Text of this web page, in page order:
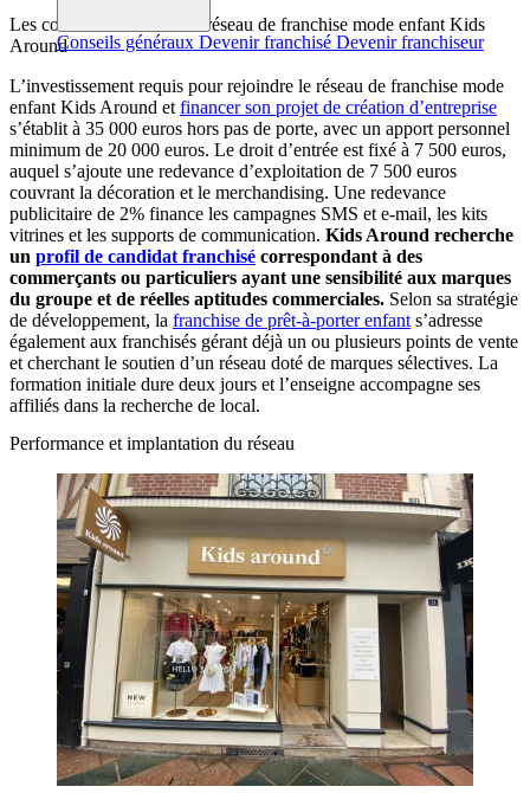
Conseils généraux Devenir franchisé Devenir franchiseur
Les conditions d’accès au réseau de franchise mode enfant Kids
Around
L’investissement requis pour rejoindre le réseau de franchise mode
enfant Kids Around etfinancer son projet de création d’entreprise
s’établit à 35 000 euros hors pas de porte, avec un apport personnel
minimum de 20 000 euros. Le droit d’entrée est fixé à 7 500 euros,
auquel s’ajoute une redevance d’exploitation de 7 500 euros
couvrant la décoration et le merchandising. Une redevance
publicitaire de 2% finance les campagnes SMS et e-mail, les kits
vitrines et les supports de communication. Kids Around recherche
un profil de candidat franchisé correspondant à des
commerçants ou particuliers ayant une sensibilité aux marques
du groupe et de réelles aptitudes commerciales. Selon sa stratégie
de développement, la franchise de prêt-à-porter enfants’adresse
également aux franchisés gérant déjà un ou plusieurs points de vente
et cherchant le soutien d’un réseau doté de marques sélectives. La
formation initiale dure deux jours et l’enseigne accompagne ses
affiliés dans la recherche de local.
Performance et implantation du réseau